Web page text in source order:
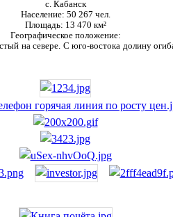
с. Кабанск
Население: 50 267 чел.
Площадь: 13 470 км²
Географическое положение:
на севере. С юго-востока долину